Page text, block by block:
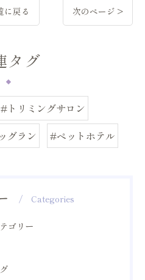
に戻る 次のページ >
タグ
#トリミングサロン
グラン #ペットホテル
Categories
ゴリー